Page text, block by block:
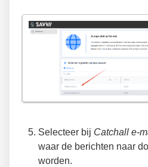
Selecteer bij Catchall e-
waar de berichten naar
worden.